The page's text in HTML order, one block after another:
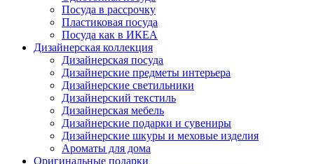
Посуда в рассрочку
Пластиковая посуда
Посуда как в ИКЕА
Дизайнерская коллекция
Дизайнерская посуда
Дизайнерские предметы интерьера
Дизайнерские светильники
Дизайнерский текстиль
Дизайнерская мебель
Дизайнерские подарки и сувениры
Дизайнерские шкуры и меховые изделия
Ароматы для дома
Оригинальные подарки